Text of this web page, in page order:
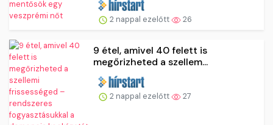
2 nappal ezelőtt 26
9 étel, amivel 40 felett is
megőrizheted a szellem...
2 nappal ezelőtt 27